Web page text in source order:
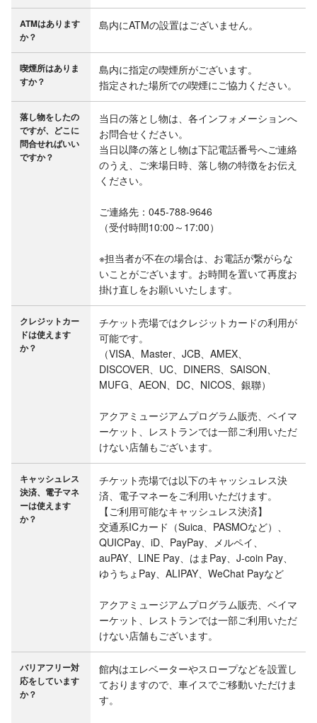
ATMはあります
か？
島内にATMの設置はございません。
喫煙所はありま
すか？
島内に指定の喫煙所がございます。
指定された場所での喫煙にご協力ください。
落し物をしたの
ですが、どこに
問合せればいい
ですか？
当日の落とし物は、各インフォメーションへ
お問合せください。
当日以降の落とし物は下記電話番号へご連絡
のうえ、ご来場日時、落し物の特徴をお伝え
ください。
ご連絡先：045-788-9646
（受付時間10:00～17:00）
※担当者が不在の場合は、お電話が繋がらな
いことがございます。お時間を置いて再度お
掛け直しをお願いいたします。
クレジットカー
ドは使えます
か？
チケット売場ではクレジットカードの利用が
可能です。
（VISA、Master、JCB、AMEX、
DISCOVER、UC、DINERS、SAISON、
MUFG、AEON、DC、NICOS、銀聯）
アクアミュージアムプログラム販売、ベイマ
ーケット、レストランでは一部ご利用いただ
けない店舗もございます。
キャッシュレス
決済、電子マネ
ーは使えます
か？
チケット売場では以下のキャッシュレス決
済、電子マネーをご利用いただけます。
【ご利用可能なキャッシュレス決済】
交通系ICカード（Suica、PASMOなど）、
QUICPay、iD、PayPay、メルペイ、
auPAY、LINE Pay、はまPay、J-coin Pay、
ゆうちょPay、ALIPAY、WeChat Payなど
アクアミュージアムプログラム販売、ベイマ
ーケット、レストランでは一部ご利用いただ
けない店舗もございます。
バリアフリー対
応をしています
か？
館内はエレベーターやスロープなどを設置し
ておりますので、車イスでご移動いただけま
す。